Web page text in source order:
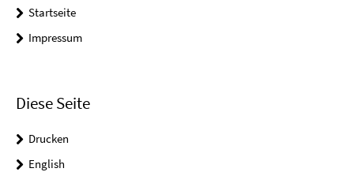
Startseite
Impressum
Diese Seite
Drucken
English